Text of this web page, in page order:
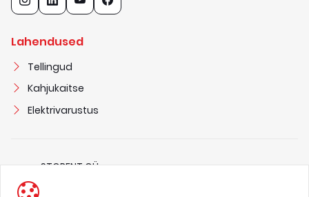
Lahendused
Tellingud
Kahjukaitse
Elektrivarustus
STORENT OÜ